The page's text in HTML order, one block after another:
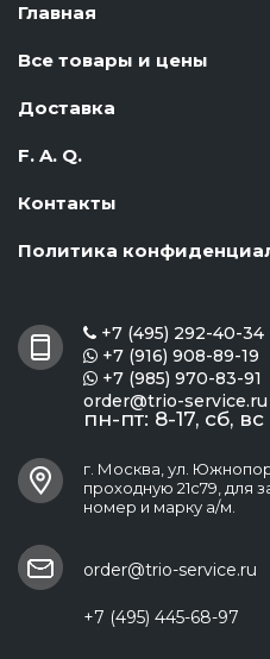
Главная
Все товары и цены
Доставка
F. A. Q.
Контакты
Политика
 +7 (495) 292-40-34
 +7 (916) 908-89-19
 +7 (985) 970-83-91
order@trio-service.ru
пн-пт: 8-17, сб,
г. Москва, ул.
проходную 21с79, для
номер и марку а/м.
order@trio-service.ru
+7 (495) 445-68-97